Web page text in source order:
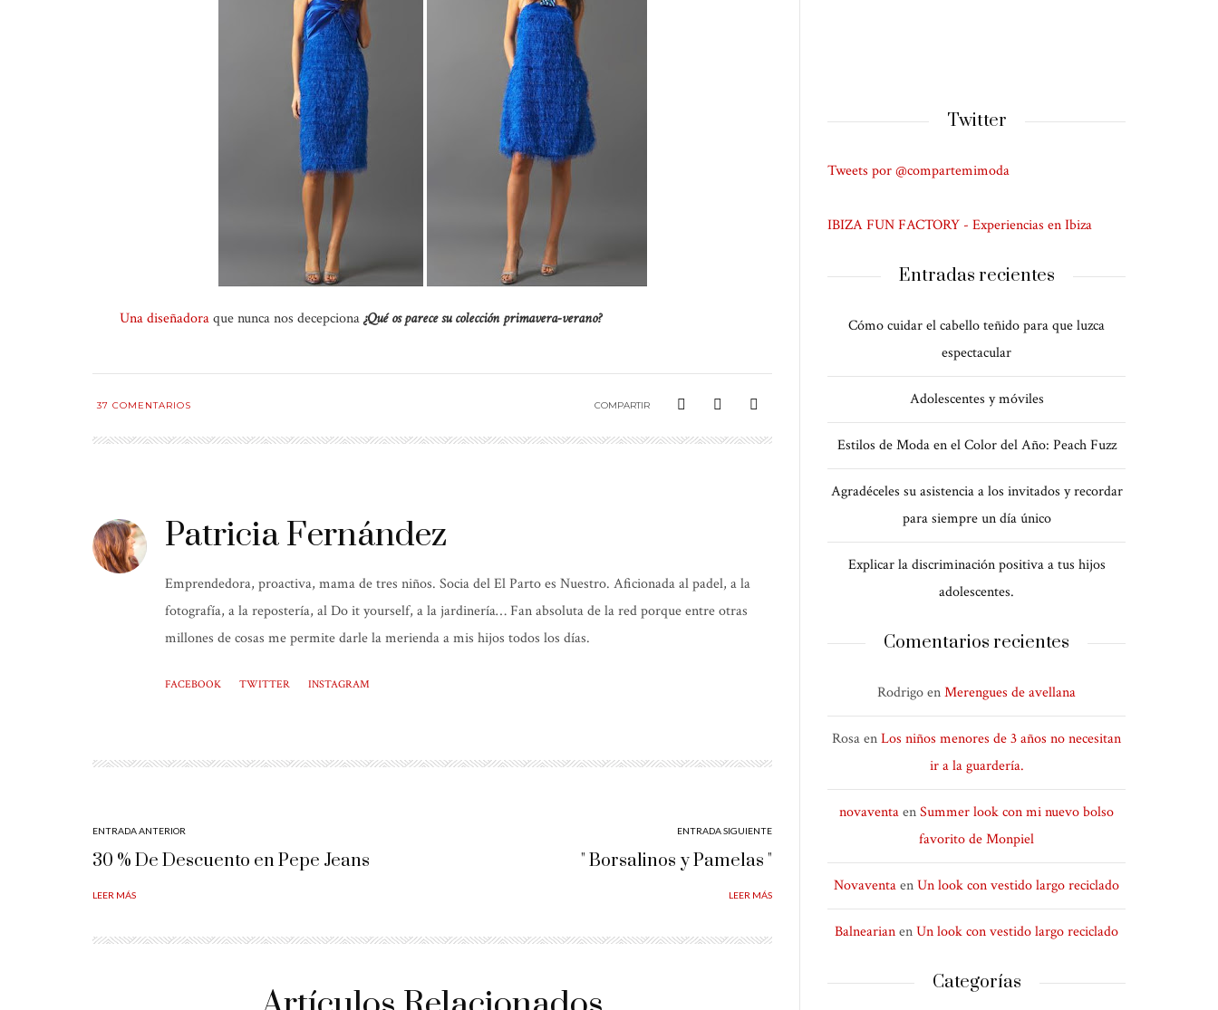
Una diseñadoraque nunca nos decepciona¿Qué os parece su colección primavera-verano?
37 COMENTARIOS COMPARTIR
Patricia Fernández
Emprendedora, proactiva, mama de tres niños. Socia del El Parto es Nuestro. Aficionada al padel, a la
fotografía, a la repostería, al Do it yourself, a la jardinería… Fan absoluta de la red porque entre otras
millones de cosas me permite darle la merienda a mis hijos todos los días.
FACEBOOK TWITTER INSTAGRAM
ENTRADA ANTERIOR
30 % De Descuento en Pepe Jeans
LEER MÁS
ENTRADA SIGUIENTE
" Borsalinos y Pamelas "
LEER MÁS
Twitter
Tweets por @compartemimoda
IBIZA FUN FACTORY - Experiencias en Ibiza
Entradas recientes
Cómo cuidar el cabello teñido para que luzca
espectacular
Adolescentes y móviles
Estilos de Moda en el Color del Año: Peach Fuzz
Agradéceles su asistencia a los invitados y recordar
para siempre un día único
Explicar la discriminación positiva a tus hijos
adolescentes.
Comentarios recientes
RodrigoenMerengues de avellana
RosaenLos niños menores de 3 años no necesitan
ir a la guardería.
novaventaenSummer look con mi nuevo bolso
favorito de Monpiel
NovaventaenUn look con vestido largo reciclado
BalnearianenUn look con vestido largo reciclado
Categorías